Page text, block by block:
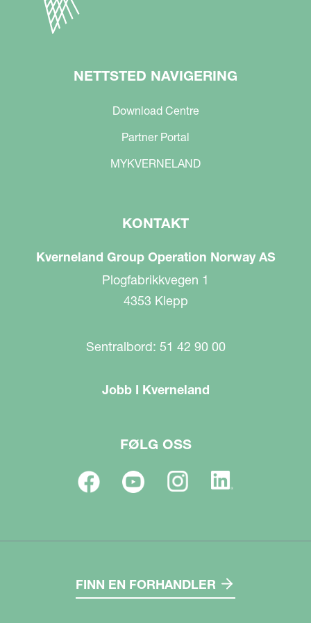
NETTSTED NAVIGERING
Download Centre
Partner Portal
MYKVERNELAND
KONTAKT
Kverneland Group Operation Norway AS
Plogfabrikkvegen 1
4353 Klepp
Sentralbord: 51 42 90 00
Jobb I Kverneland
FØLG OSS
FINN EN FORHANDLER